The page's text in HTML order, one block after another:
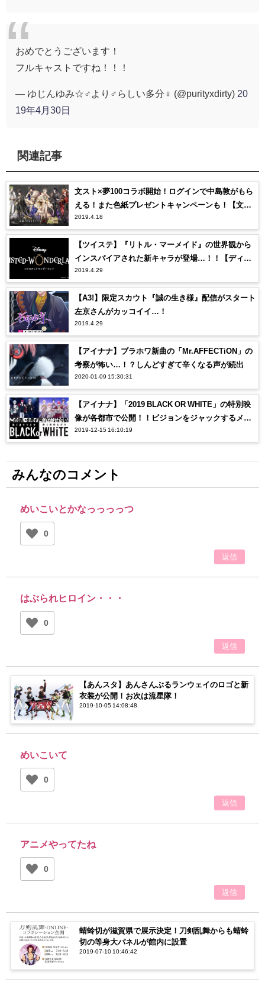
おめでとうございます！
フルキャストですね！！！
— ゆじんゆみ☆♂より♂らしい多分♀ (@purityxdirty) 20
19年4月30日
関連記事
文スト×夢100コラボ開始！ログインで中島敦がもら
える！また色紙プレゼントキャンペーンも！【文豪
ストレイドッグス】【夢王国と眠れる100人の王子
様】
2019.4.18
【ツイステ】『リトル・マーメイド』の世界観から
インスパイアされた新キャラが登場…！！【ディズ
ニー ツイステッドワンダーランド】
2019.4.29
【A3!】限定スカウト『誠の生き様』配信がスタート
左京さんがカッコイイ…！
2019.4.29
【アイナナ】ブラホワ新曲の「Mr.AFFECTiON」の
考察が怖い…！？しんどすぎて辛くなる声が続出
2020-01-09 15:30:31
【アイナナ】「2019 BLACK OR WHITE」の特別映
像が各都市で公開！！ビジョンをジャックするメン
バーに注目！
2019-12-15 16:10:19
みんなのコメント
めいこいとかなっっっっつ
0
返信
はぶられヒロイン・・・
0
返信
【あんスタ】あんさんぶるランウェイのロゴと新
衣装が公開！お次は流星隊！
2019-10-05 14:08:48
めいこいて
0
返信
アニメやってたね
0
返信
蜻蛉切が滋賀県で展示決定！刀剣乱舞からも蜻蛉
切の等身大パネルが館内に設置
2019-07-10 10:46:42